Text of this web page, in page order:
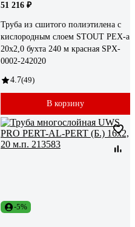
51 216 ₽
Труба из сшитого полиэтилена с
кислородным слоем STOUT PEX-a
20х2,0 бухта 240 м красная SPX-
0002-242020
4.7(49)
В корзину
-5%